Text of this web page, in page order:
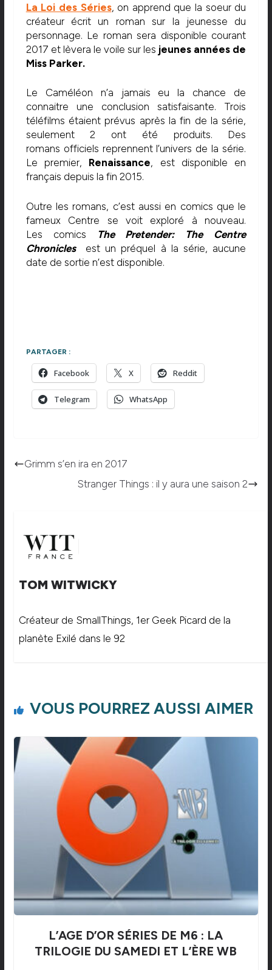
La Loi des Séries, on apprend que la soeur du
créateur écrit un roman sur la jeunesse du
personnage. Le roman sera disponible courant
2017 et lèvera le voile sur les jeunes années de
Miss Parker.
Le Caméléon n’a jamais eu la chance de
connaitre une conclusion satisfaisante. Trois
téléfilms étaient prévus après la fin de la série,
seulement 2 ont été produits. Des
romans officiels reprennent l’univers de la série.
Le premier, Renaissance, est disponible en
français depuis la fin 2015.
Outre les romans, c’est aussi en comics que le
fameux Centre se voit exploré à nouveau.
Les comics
The Pretender: The Centre
Chroniclesest un préquel à la série, aucune
date de sortie n’est disponible.
PARTAGER :
Facebook X Reddit
Telegram WhatsApp
Grimm s’en ira en 2017
Stranger Things : il y aura une saison 2
TOM WITWICKY
Créateur de SmallThings, 1er Geek Picard de la
planète Exilé dans le 92
VOUS POURREZ AUSSI AIMER
L’AGE D’OR SÉRIES DE M6 : LA
TRILOGIE DU SAMEDI ET L’ÈRE WB